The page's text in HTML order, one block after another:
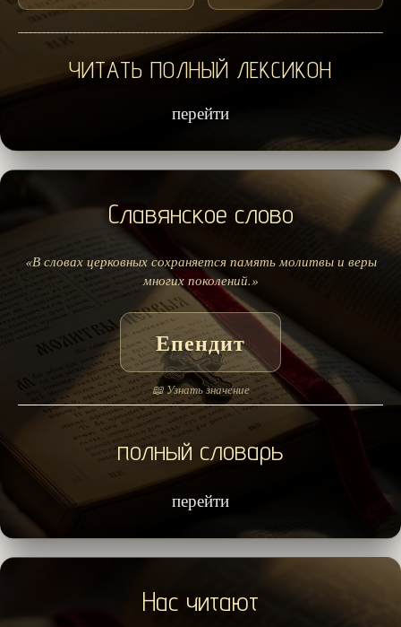
ЧИТАТЬ ПОЛНЫЙ ЛЕКСИКОН
перейти
Славянское слово
«В словах церковных сохраняется память молитвы и веры
многих поколений.»
Епендит
📖 Узнать значение
полный словарь
перейти
Нас читают